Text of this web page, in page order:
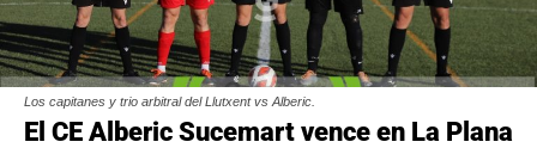
Los capitanes y trio arbitral del Llutxent vs Alberic.
El CE Alberic Sucemart vence en La Plana